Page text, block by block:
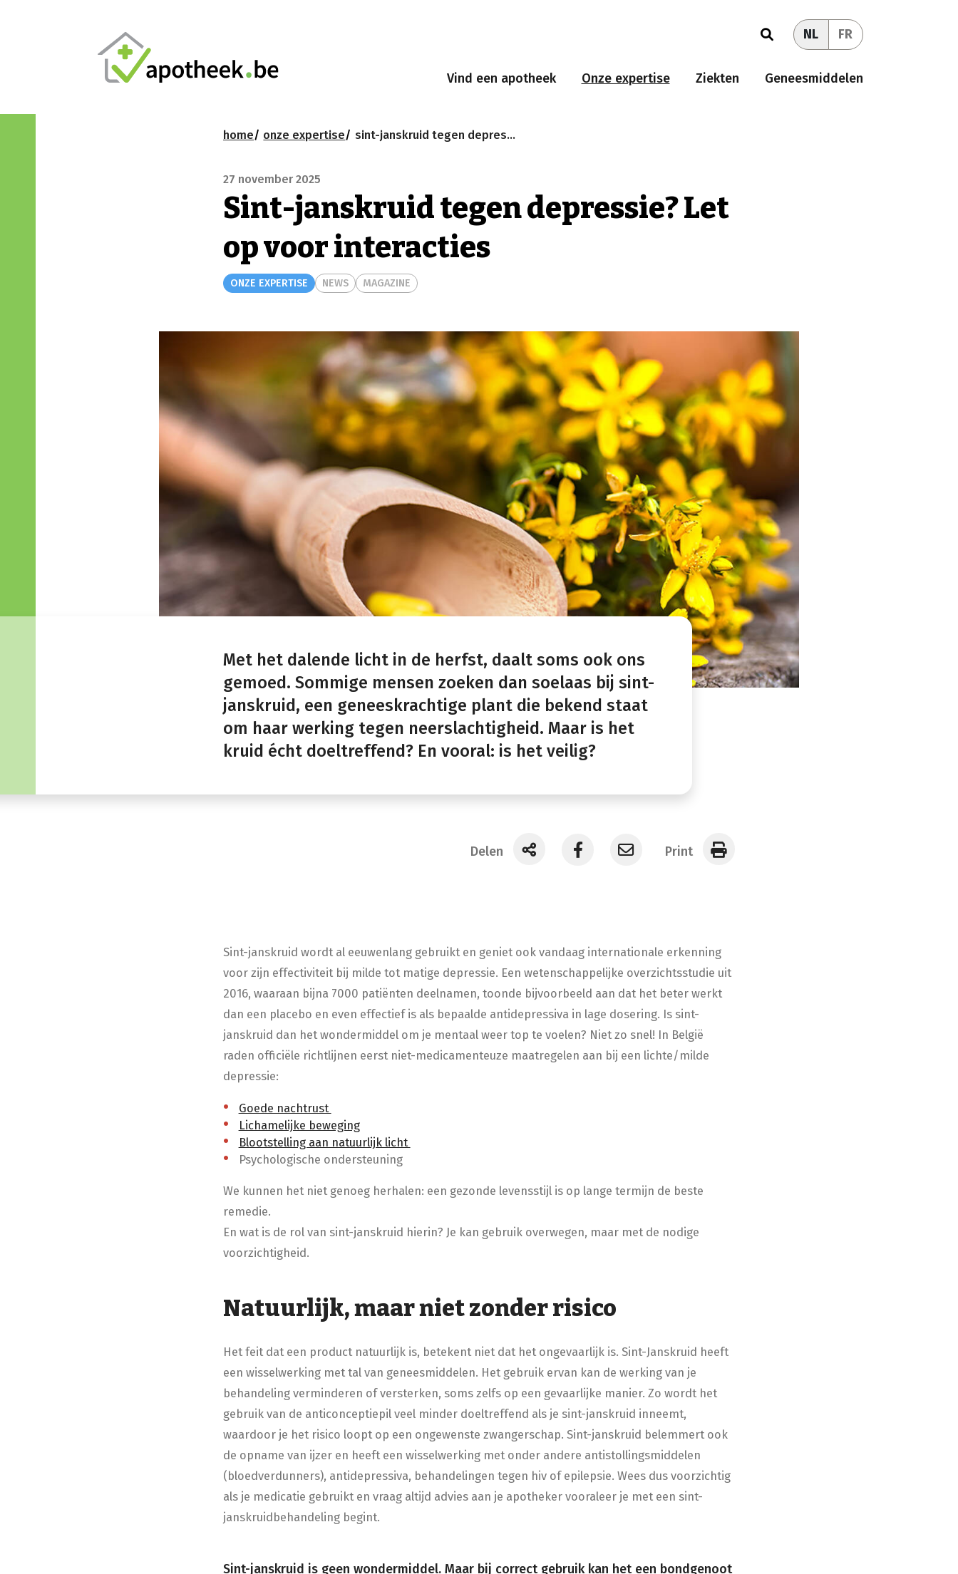
NL FR
Vind een apotheek Onze expertise Ziekten Geneesmiddelen
home onze expertise sint-janskruid tegen depressie? let op voor interacties
27 november 2025
Sint-janskruid tegen depressie? Let
op voor interacties
ONZE EXPERTISE NEWS MAGAZINE
Met het dalende licht in de herfst, daalt soms ook ons
gemoed. Sommige mensen zoeken dan soelaas bij sint-
janskruid, een geneeskrachtige plant die bekend staat
om haar werking tegen neerslachtigheid. Maar is het
kruid écht doeltreffend? En vooral: is het veilig?
Delen Print
Sint-janskruid wordt al eeuwenlang gebruikt en geniet ook vandaag internationale erkenning
voor zijn effectiviteit bij milde tot matige depressie. Een wetenschappelijke overzichtsstudie uit
2016, waaraan bijna 7000 patiënten deelnamen, toonde bijvoorbeeld aan dat het beter werkt
dan een placebo en even effectief is als bepaalde antidepressiva in lage dosering. Is sint-
janskruid dan het wondermiddel om je mentaal weer top te voelen? Niet zo snel! In België
raden officiële richtlijnen eerst niet-medicamenteuze maatregelen aan bij een lichte/milde
depressie:
Goede nachtrust
Lichamelijke beweging
Blootstelling aan natuurlijk licht
Psychologische ondersteuning
We kunnen het niet genoeg herhalen: een gezonde levensstijl is op lange termijn de beste
remedie.
En wat is de rol van sint-janskruid hierin? Je kan gebruik overwegen, maar met de nodige
voorzichtigheid.
Natuurlijk, maar niet zonder risico
Het feit dat een product natuurlijk is, betekent niet dat het ongevaarlijk is. Sint-Janskruid heeft
een wisselwerking met tal van geneesmiddelen. Het gebruik ervan kan de werking van je
behandeling verminderen of versterken, soms zelfs op een gevaarlijke manier. Zo wordt het
gebruik van de anticonceptiepil veel minder doeltreffend als je sint-janskruid inneemt,
waardoor je het risico loopt op een ongewenste zwangerschap. Sint-janskruid belemmert ook
de opname van ijzer en heeft een wisselwerking met onder andere antistollingsmiddelen
(bloedverdunners), antidepressiva, behandelingen tegen hiv of epilepsie. Wees dus voorzichtig
als je medicatie gebruikt en vraag altijd advies aan je apotheker vooraleer je met een sint-
janskruidbehandeling begint.
Sint-janskruid is geen wondermiddel. Maar bij correct gebruik kan het een bondgenoot